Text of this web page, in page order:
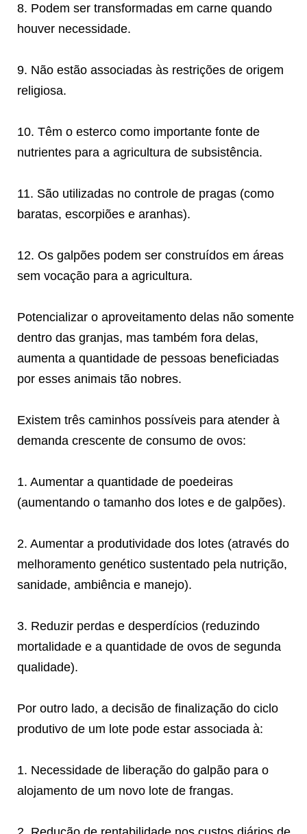
8. Podem ser transformadas em carne quando
houver necessidade.
9. Não estão associadas às restrições de origem
religiosa.
10. Têm o esterco como importante fonte de
nutrientes para a agricultura de subsistência.
11. São utilizadas no controle de pragas (como
baratas, escorpiões e aranhas).
12. Os galpões podem ser construídos em áreas
sem vocação para a agricultura.
Potencializar o aproveitamento delas não somente
dentro das granjas, mas também fora delas,
aumenta a quantidade de pessoas beneficiadas
por esses animais tão nobres.
Existem três caminhos possíveis para atender à
demanda crescente de consumo de ovos:
1. Aumentar a quantidade de poedeiras
(aumentando o tamanho dos lotes e de galpões).
2. Aumentar a produtividade dos lotes (através do
melhoramento genético sustentado pela nutrição,
sanidade, ambiência e manejo).
3. Reduzir perdas e desperdícios (reduzindo
mortalidade e a quantidade de ovos de segunda
qualidade).
Por outro lado, a decisão de finalização do ciclo
produtivo de um lote pode estar associada à:
1. Necessidade de liberação do galpão para o
alojamento de um novo lote de frangas.